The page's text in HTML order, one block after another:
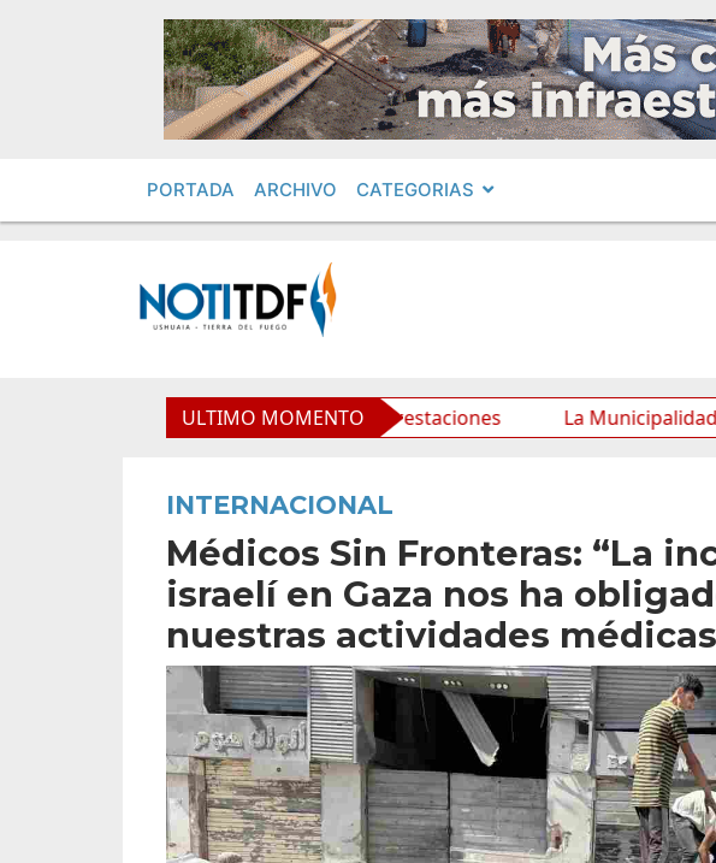
PORTADA ARCHIVO CATEGORIAS
ULTIMO MOMENTO
Municipal y mejora sus prestaciones La Municipalidad de
INTERNACIONAL
Médicos Sin Fronteras: “La
israelí en Gaza nos ha
nuestras actividades